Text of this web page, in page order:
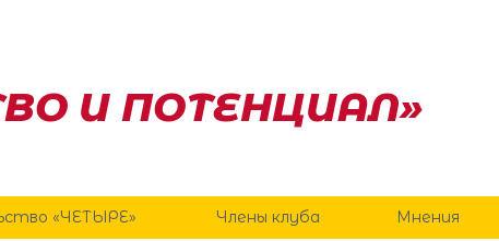
И ПОТЕНЦИАЛ»
«ЧЕТЫРЕ» Члены клуба Мнения